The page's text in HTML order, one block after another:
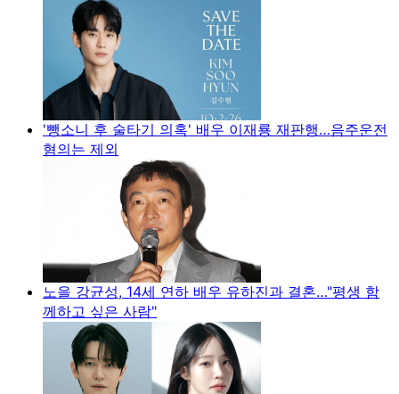
'뺑소니 후 술타기 의혹' 배우 이재룡 재판행…음주운전
혐의는 제외
노을 강균성, 14세 연하 배우 유하진과 결혼…"평생 함
께하고 싶은 사람"